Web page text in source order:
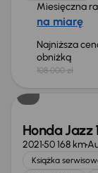
Miesięczna
na miarę
Najniższa
obniżką
108 000 zł
Honda Jazz
202150 168 km
Książka